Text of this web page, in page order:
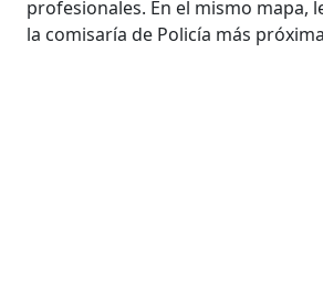
profesionales. En el mismo mapa,
la comisaría de Policía más